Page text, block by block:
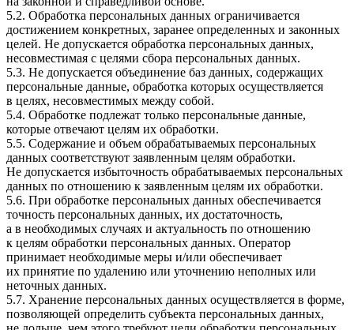
5.2. Обработка персональных данных ограничивается
достижением конкретных, заранее определенных и законных
целей. Не допускается обработка персональных данных,
несовместимая с целями сбора персональных данных.
5.3. Не допускается объединение баз данных, содержащих
персональные данные, обработка которых осуществляется
в целях, несовместимых между собой.
5.4. Обработке подлежат только персональные данные,
которые отвечают целям их обработки.
5.5. Содержание и объем обрабатываемых персональных
данных соответствуют заявленным целям обработки.
Не допускается избыточность обрабатываемых персональных
данных по отношению к заявленным целям их обработки.
5.6. При обработке персональных данных обеспечивается
точность персональных данных, их достаточность,
а в необходимых случаях и актуальность по отношению
к целям обработки персональных данных. Оператор
принимает необходимые меры и/или обеспечивает
их принятие по удалению или уточнению неполных или
неточных данных.
5.7. Хранение персональных данных осуществляется в форме,
позволяющей определить субъекта персональных данных,